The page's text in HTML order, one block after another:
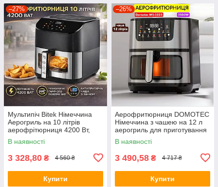
–27%
Мультипіч Bitek Німеччина
Аерогриль на 10 літрів
аерофрітюрниця 4200 Вт,
Аерогриль, фритюрниця без
олії, гриль
В наявності
3 328,80 ₴ 4 560 ₴
Купити
–26%
Аерофритюрниця DOMOTEC
Німеччина з чашею на 12 л
аерогриль для приготування
без олії мультипіч 3500 Вт
В наявності
3 490,58 ₴ 4 717 ₴
Купити